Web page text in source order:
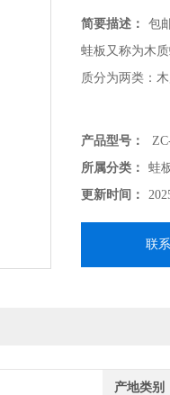
简要描述：
包
蛙板又称为木
质分为两类：
产品型号：
所属分类：
蛙
更新时间：
联
产地类别